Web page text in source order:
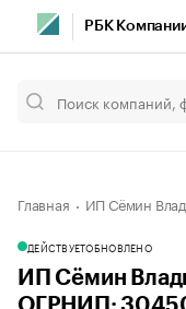
РБК
Главная ИП Сёмин
ДЕЙСТВУЕТОБНОВЛЕНО
ИП Сёмин